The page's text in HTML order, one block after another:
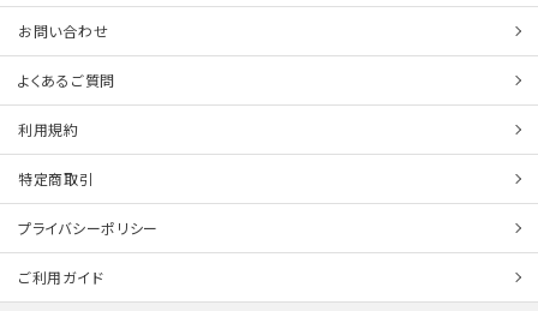
応募状況や抽選の方法、および結果に関する
す。
3. 当選の無効・不適切アカウントについて
以下の場合は、当選を無効とさせていただく場合がござ
います。
当選通知DMに記載された回答期限までに発送
通信環境の不具合等によりDMが届かない場合
お問い合わせ
よくあるご質問
利用規約
特定商取引
プライバシーポリシー
ご利用ガイド